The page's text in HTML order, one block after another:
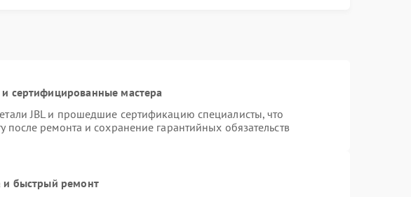
сертифицированные мастера
JBL и прошедшие сертификацию специалисты, что
после ремонта и сохранение гарантийных обязательств
и быстрый ремонт